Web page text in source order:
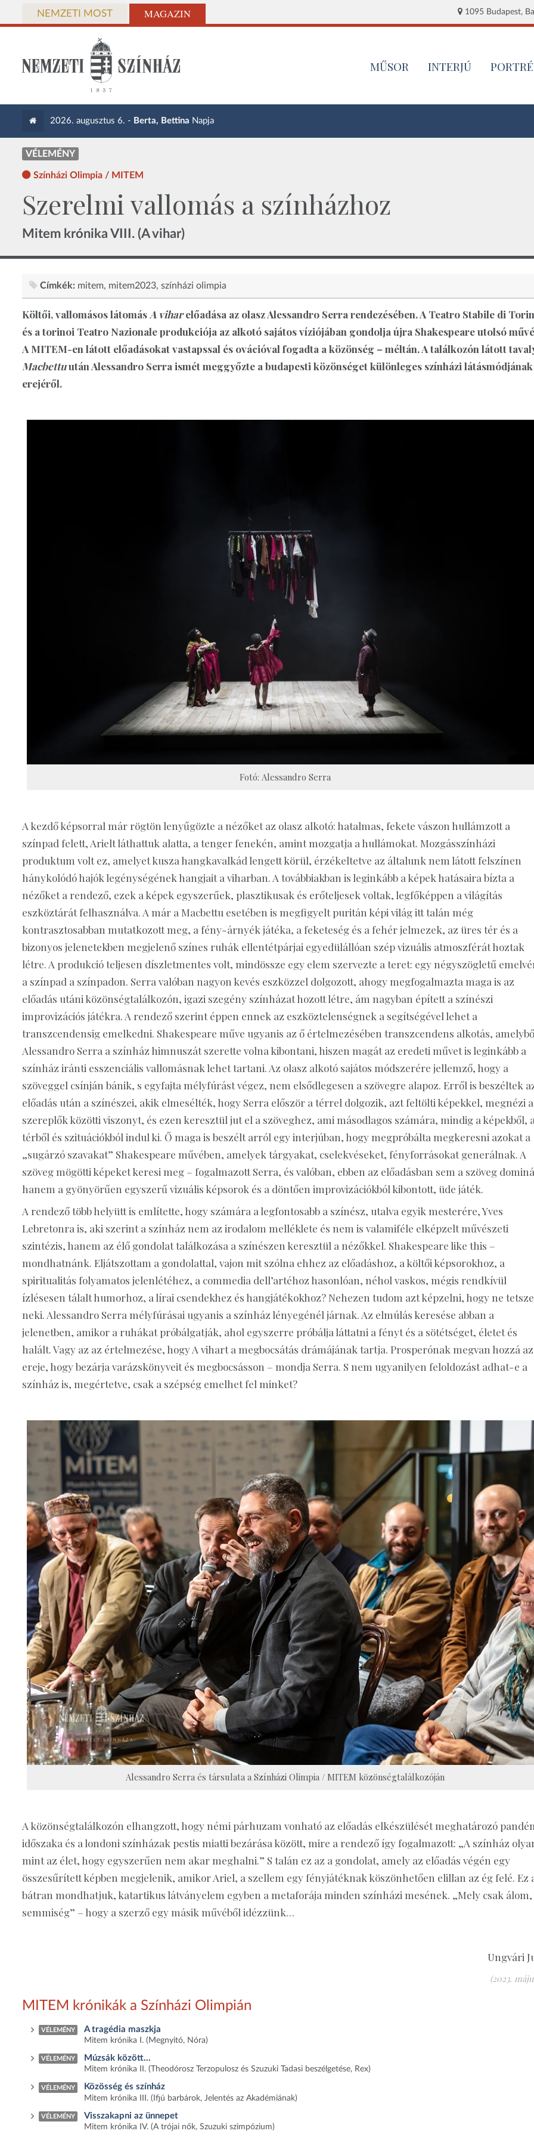
NEMZETI MOST MAGAZIN 1095 Budapest,
MŰSOR INTERJÚ PORTRÉ
2026. augusztus 6. - Berta, Bettina Napja
VÉLEMÉNY
Színházi Olimpia / MITEM
Szerelmi vallomás a színházhoz
Mitem krónika VIII. (A vihar)
Címkék: mitem mitem2023 színházi olimpia
Költői, vallomásos látomás A viharelőadása az olasz Alessandro Serra rendezésében. A Teatro Stabile di
és a torinoi Teatro Nazionale produkciója az alkotó sajátos víziójában gondolja újra Shakespeare utolsó
A MITEM-en látott előadásokat vastapssal és ovációval fogadta a közönség – méltán. A találkozón látott
Macbettuután Alessandro Serra ismét meggyőzte a budapesti közönséget különleges színházi látásmódjának
erejéről.
Fotó: Alessandro Serra
A kezdő képsorral már rögtön lenyűgözte a nézőket az olasz alkotó: hatalmas, fekete vászon hullámzott a
színpad felett, Arielt láthattuk alatta, a tenger fenekén, amint mozgatja a hullámokat. Mozgásszínházi
produktum volt ez, amelyet kusza hangkavalkád lengett körül, érzékeltetve az általunk nem látott felszínen
hánykolódó hajók legénységének hangjait a viharban. A továbbiakban is leginkább a képek hatásaira bízta a
nézőket a rendező, ezek a képek egyszerűek, plasztikusak és erőteljesek voltak, legfőképpen a világítás
eszköztárát felhasználva. A már a Macbettu esetében is megfigyelt puritán képi világ itt talán még
kontrasztosabban mutatkozott meg, a fény-árnyék játéka, a feketeség és a fehér jelmezek, az üres tér és a
bizonyos jelenetekben megjelenő színes ruhák ellentétpárjai egyedülállóan szép vizuális atmoszférát hoztak
létre. A produkció teljesen díszletmentes volt, mindössze egy elem szervezte a teret: egy négyszögletű
a színpad a színpadon. Serra valóban nagyon kevés eszközzel dolgozott, ahogy megfogalmazta maga is az
előadás utáni közönségtalálkozón, igazi szegény színházat hozott létre, ám nagyban épített a színészi
improvizációs játékra. A rendező szerint éppen ennek az eszköztelenségnek a segítségével lehet a
transzcendensig emelkedni. Shakespeare műve ugyanis az ő értelmezésében transzcendens alkotás,
Alessandro Serra a színház himnuszát szerette volna kibontani, hiszen magát az eredeti művet is leginkább a
színház iránti esszenciális vallomásnak lehet tartani. Az olasz alkotó sajátos módszerére jellemző, hogy a
szöveggel csínján bánik, s egyfajta mélyfúrást végez, nem elsődlegesen a szövegre alapoz. Erről is beszéltek
előadás után a színészei, akik elmesélték, hogy Serra először a térrel dolgozik, azt feltölti képekkel, megnézi a
szereplők közötti viszonyt, és ezen keresztül jut el a szöveghez, ami másodlagos számára, mindig a képekből, a
térből és szituációkból indul ki. Ő maga is beszélt arról egy interjúban, hogy megpróbálta megkeresni azokat a
„sugárzó szavakat” Shakespeare művében, amelyek tárgyakat, cselekvéseket, fényforrásokat generálnak. A
szöveg mögötti képeket keresi meg – fogalmazott Serra, és valóban, ebben az előadásban sem a szöveg
hanem a gyönyörűen egyszerű vizuális képsorok és a döntően improvizációkból kibontott, üde játék.
A rendező több helyütt is említette, hogy számára a legfontosabb a színész, utalva egyik mesterére, Yves
Lebretonra is, aki szerint a színház nem az irodalom melléklete és nem is valamiféle elképzelt művészeti
szintézis, hanem az élő gondolat találkozása a színészen keresztül a nézőkkel. Shakespeare like this –
mondhatnánk. Eljátszottam a gondolattal, vajon mit szólna ehhez az előadáshoz, a költői képsorokhoz, a
spiritualitás folyamatos jelenlétéhez, a commedia dell’artéhoz hasonlóan, néhol vaskos, mégis rendkívül
ízlésesen tálalt humorhoz, a lírai csendekhez és hangjátékokhoz? Nehezen tudom azt képzelni, hogy ne
neki. Alessandro Serra mélyfúrásai ugyanis a színház lényegénél járnak. Az elmúlás keresése abban a
jelenetben, amikor a ruhákat próbálgatják, ahol egyszerre próbálja láttatni a fényt és a sötétséget, életet és
halált. Vagy az az értelmezése, hogy A vihart a megbocsátás drámájának tartja. Prosperónak megvan hozzá az
ereje, hogy bezárja varázskönyveit és megbocsásson – mondja Serra. S nem ugyanilyen feloldozást adhat-e a
színház is, megértetve, csak a szépség emelhet fel minket?
Alessandro Serra és társulata a Színházi Olimpia / MITEM közönségtalálkozóján
A közönségtalálkozón elhangzott, hogy némi párhuzam vonható az előadás elkészülését meghatározó
időszaka és a londoni színházak pestis miatti bezárása között, mire a rendező így fogalmazott: „A színház
mint az élet, hogy egyszerűen nem akar meghalni.” S talán ez az a gondolat, amely az előadás végén egy
összesűrített képben megjelenik, amikor Ariel, a szellem egy fényjátéknak köszönhetően elillan az ég felé. Ez
bátran mondhatjuk, katartikus látványelem egyben a metaforája minden színházi mesének. „Mely csak álom,
semmiség” – hogy a szerző egy másik művéből idézzünk…
Ungvári
(2023.
MITEM krónikák a Színházi Olimpián
VÉLEMÉNY A tragédia maszkja
Mitem krónika I. (Megnyitó, Nóra)
VÉLEMÉNY Múzsák között...
Mitem krónika II. (Theodórosz Terzopulosz és Szuzuki Tadasi beszélgetése, Rex)
VÉLEMÉNY Közösség és színház
Mitem krónika III. (Ifjú barbárok, Jelentés az Akadémiának)
VÉLEMÉNY Visszakapni az ünnepet
Mitem krónika IV. (A trójai nők, Szuzuki szimpózium)